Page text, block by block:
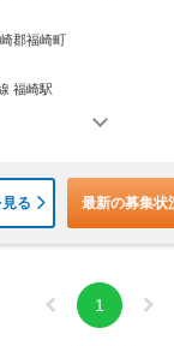
郡福崎町
福崎駅
る 最新の募集状
1